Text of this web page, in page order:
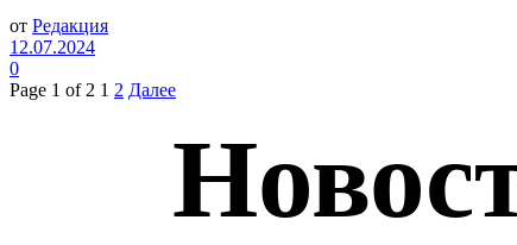
от Редакция
12.07.2024
0
Page 1 of 2 1 2 Далее